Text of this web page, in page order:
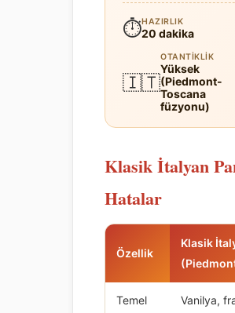
⏱HAZIRLIK
20 dakika
🇮🇹
OTANTIKLIK
Yüksek
(Piedmont-
Toscana
füzyonu)
Klasik İtalyan
Hatalar
Özellik
Klasik
Temel
Vanilya,